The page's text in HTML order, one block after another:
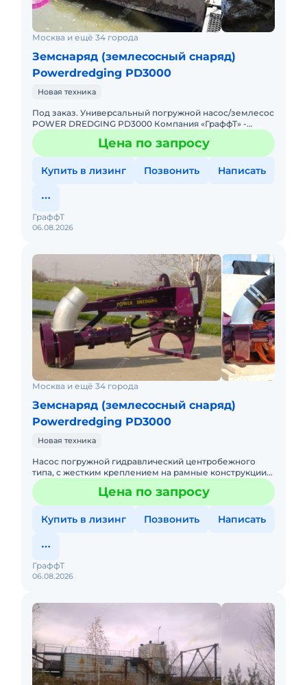
Москва и ещё 34 города
Земснаряд (землесосный снаряд)
Powerdredging PD3000
Новая техника
Под заказ. Универсальный погружной насос/землесос
POWER DREDGING РD3000 Компания «ГраффТ» -
официальный дистрибьютор универсального
землесоса POWER DREDGING
Цена по запросу
Купить в лизинг Позвонить Написать
06.08.2026
ГраффТ
Москва и ещё 34 города
Земснаряд (землесосный снаряд)
Powerdredging PD3000
Новая техника
Насос погружной гидравлический центробежного
типа, с жестким креплением на рамные конструкции
плавсредств или с монтажом непосредственно на
стрелы экскаваторов/Цена по запросу
Купить в лизинг Позвонить Написать
06.08.2026
ГраффТ